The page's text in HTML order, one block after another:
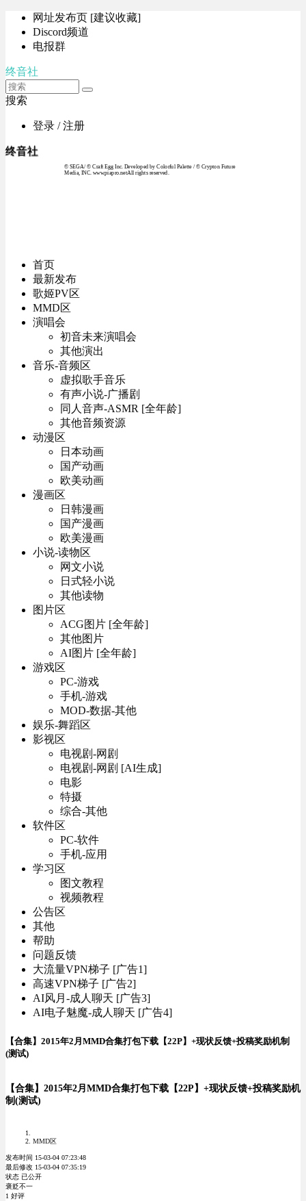
网址发布页 [建议收藏]
Discord频道
电报群
终音社
搜索
登录 / 注册
终音社
© SEGA / © Craft Egg Inc. Developed by Colorful Palette / © Crypton Future
Media, INC. www.piapro.netAll rights reserved.
首页
最新发布
歌姬PV区
MMD区
演唱会
初音未来演唱会
其他演出
音乐-音频区
虚拟歌手音乐
有声小说-广播剧
同人音声-ASMR [全年龄]
其他音频资源
动漫区
日本动画
国产动画
欧美动画
漫画区
日韩漫画
国产漫画
欧美漫画
小说-读物区
网文小说
日式轻小说
其他读物
图片区
ACG图片 [全年龄]
其他图片
AI图片 [全年龄]
游戏区
PC-游戏
手机-游戏
MOD-数据-其他
娱乐-舞蹈区
影视区
电视剧-网剧
电视剧-网剧 [AI生成]
电影
特摄
综合-其他
软件区
PC-软件
手机-应用
学习区
图文教程
视频教程
公告区
其他
帮助
问题反馈
大流量VPN梯子 [广告1]
高速VPN梯子 [广告2]
AI风月-成人聊天 [广告3]
AI电子魅魔-成人聊天 [广告4]
【合集】2015年2月MMD合集打包下载【22P】+现状反馈+投稿奖励机制
(测试)
【合集】2015年2月MMD合集打包下载【22P】+现状反馈+投稿奖励机
制(测试)
MMD区
发布时间 15-03-04 07:23:48
最后修改 15-03-04 07:35:19
状态 已公开
褒贬不一
1 好评